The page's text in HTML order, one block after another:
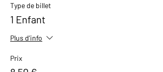
Type de billet
1 Enfant
Plus d'info
Prix